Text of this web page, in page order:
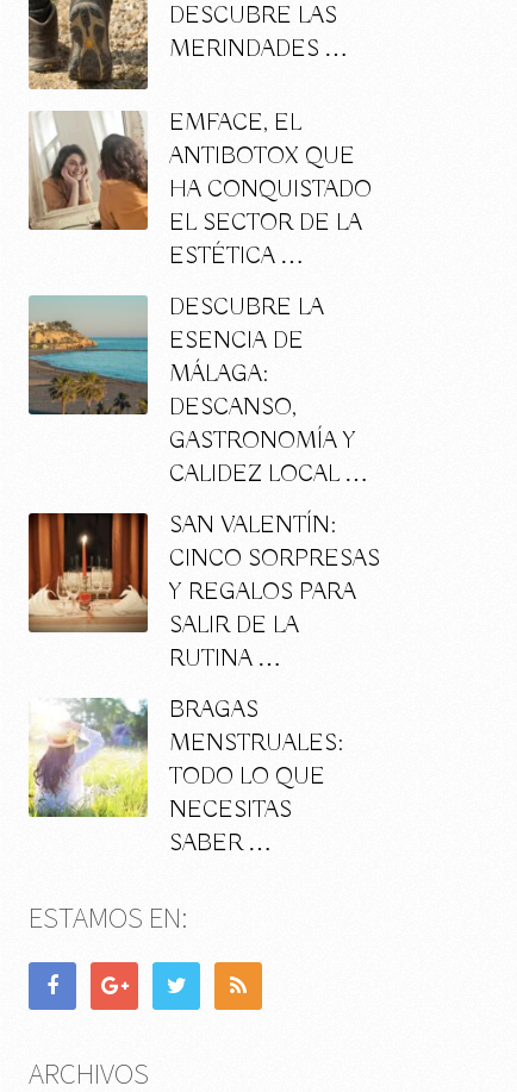
DESCUBRE LAS
MERINDADES …
EMFACE, EL
ANTIBOTOX QUE
HA CONQUISTADO
EL SECTOR DE LA
ESTÉTICA …
DESCUBRE LA
ESENCIA DE
MÁLAGA:
DESCANSO,
GASTRONOMÍA Y
CALIDEZ LOCAL …
SAN VALENTÍN:
CINCO SORPRESAS
Y REGALOS PARA
SALIR DE LA
RUTINA …
BRAGAS
MENSTRUALES:
TODO LO QUE
NECESITAS
SABER …
ESTAMOS EN:
ARCHIVOS